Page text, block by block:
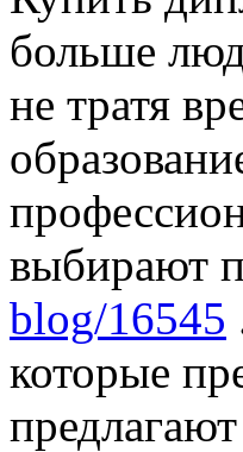
больше
не тратя
выбирают
blog/16545
которые